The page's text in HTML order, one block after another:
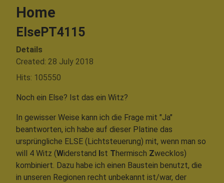
Home
ElsePT4115
Details
Created: 28 July 2018
Hits: 105550
Noch ein Else? Ist das ein Witz?
In gewisser Weise kann ich die Frage mit "Ja"
beantworten, ich habe auf dieser Platine das
ursprüngliche ELSE (Lichtsteuerung) mit, wenn man so
will 4 Witz (Widerstand st Thermisch Zwecklos)
kombiniert. Dazu habe ich einen Baustein benutzt, die
in unseren Regionen recht unbekannt ist/war, der